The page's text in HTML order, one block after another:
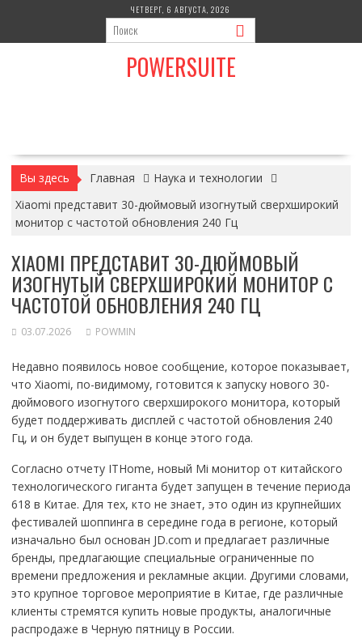
содержимому
ЧЕТВЕРГ, 6 АВГУСТА, 2026
POWERSUITE
Вы здесь Главная
Наука и технологии
Xiaomi представит 30-дюймовый изогнутый сверхширокий
монитор с частотой обновления 240 Гц
XIAOMI ПРЕДСТАВИТ 30-ДЮЙМОВЫЙ
ИЗОГНУТЫЙ СВЕРХШИРОКИЙ МОНИТОР С
ЧАСТОТОЙ ОБНОВЛЕНИЯ 240 ГЦ
03.07.2026 POWMIN
Недавно появилось новое сообщение, которое показывает,
что Xiaomi, по-видимому, готовится к запуску нового 30-
дюймового изогнутого сверхширокого монитора, который
будет поддерживать дисплей с частотой обновления 240
Гц, и он будет выпущен в конце этого года.
Согласно отчету ITHome, новый Mi монитор от китайского
технологического гиганта будет запущен в течение периода
618 в Китае. Для тех, кто не знает, это один из крупнейших
фестивалей шоппинга в середине года в регионе, который
изначально был основан JD.com и предлагает различные
бренды, предлагающие специальные ограниченные по
времени предложения и рекламные акции. Другими словами,
это крупное торговое мероприятие в Китае, где различные
клиенты стремятся купить новые продукты, аналогичные
распродаже в Черную пятницу в России.